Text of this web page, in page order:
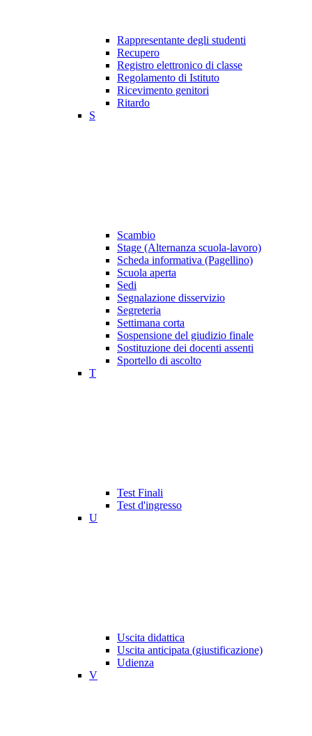
Rappresentante degli studenti
Recupero
Registro elettronico di classe
Regolamento di Istituto
Ricevimento genitori
Ritardo
S
Scambio
Stage (Alternanza scuola-lavoro)
Scheda informativa (Pagellino)
Scuola aperta
Sedi
Segnalazione disservizio
Segreteria
Settimana corta
Sospensione del giudizio finale
Sostituzione dei docenti assenti
Sportello di ascolto
T
Test Finali
Test d'ingresso
U
Uscita didattica
Uscita anticipata (giustificazione)
Udienza
V